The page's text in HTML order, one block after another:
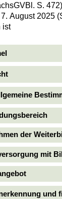
S.
August 2025
ist
der
mit
und